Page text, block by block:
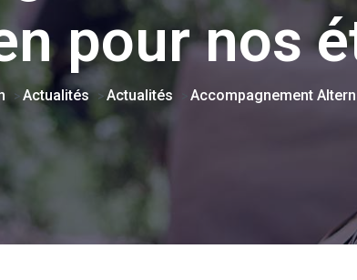
pour nos
>Actualités >Actualités Accompagnement